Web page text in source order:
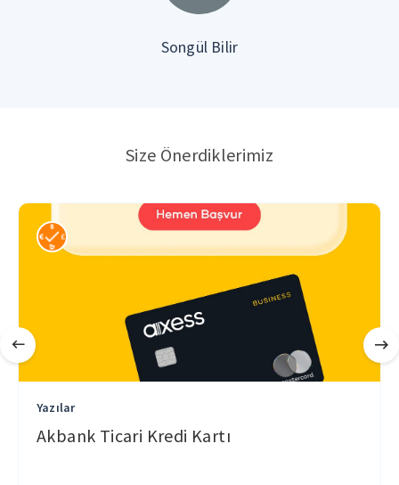
Songül Bilir
Size Önerdiklerimiz
Yazılar
Akbank Ticari Kredi Kartı